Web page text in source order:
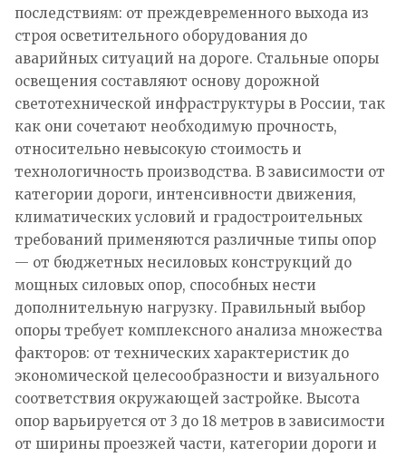
последствиям: от преждевременного выхода из
строя осветительного оборудования до
аварийных ситуаций на дороге. Стальные опоры
освещения составляют основу дорожной
светотехнической инфраструктуры в России, так
как они сочетают необходимую прочность,
относительно невысокую стоимость и
технологичность производства. В зависимости от
категории дороги, интенсивности движения,
климатических условий и градостроительных
требований применяются различные типы опор
— от бюджетных несиловых конструкций до
мощных силовых опор, способных нести
дополнительную нагрузку. Правильный выбор
опоры требует комплексного анализа множества
факторов: от технических характеристик до
экономической целесообразности и визуального
соответствия окружающей застройке. Высота
опор варьируется от 3 до 18 метров в зависимости
от ширины проезжей части, категории дороги и